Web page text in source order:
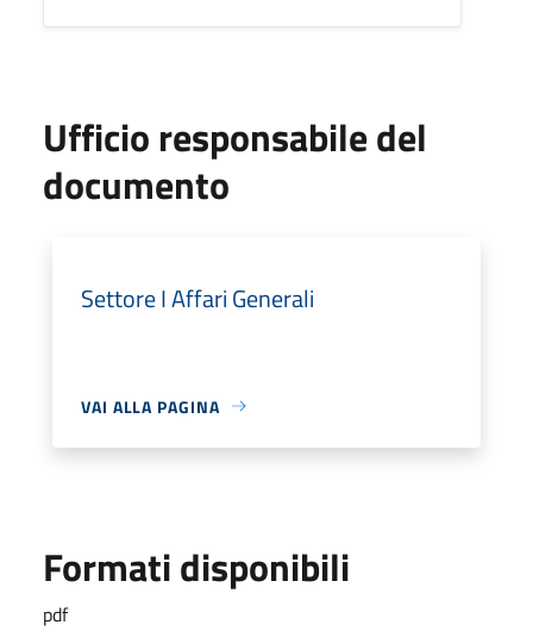
Ufficio responsabile del
documento
Settore I Affari Generali
VAI ALLA PAGINA
Formati disponibili
pdf